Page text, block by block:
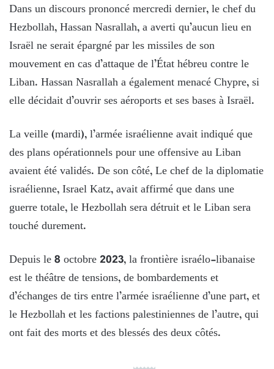
Dans un discours prononcé mercredi dernier, le chef du
Hezbollah, Hassan Nasrallah, a averti qu’aucun lieu en
Israël ne serait épargné par les missiles de son
mouvement en cas d’attaque de l’État hébreu contre le
Liban. Hassan Nasrallah a également menacé Chypre, si
elle décidait d’ouvrir ses aéroports et ses bases à Israël.
La veille (mardi), l’armée israélienne avait indiqué que
des plans opérationnels pour une offensive au Liban
avaient été validés. De son côté, Le chef de la diplomatie
israélienne, Israel Katz, avait affirmé que dans une
guerre totale, le Hezbollah sera détruit et le Liban sera
touché durement.
Depuis le 8 octobre 2023, la frontière israélo-libanaise
est le théâtre de tensions, de bombardements et
d’échanges de tirs entre l’armée israélienne d’une part, et
le Hezbollah et les factions palestiniennes de l’autre, qui
ont fait des morts et des blessés des deux côtés.